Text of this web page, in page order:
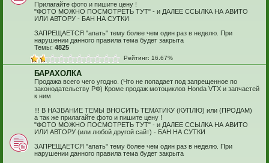
Прилагайте фото и пишите цену !
"ФОТО МОЖНО ПОСМОТРЕТЬ ТУТ" - и ДАЛЕЕ ССЫЛКА НА АВИТО
ИЛИ АВТОРУ - БАН НА СУТКИ
ЗАПРЕЩАЕТСЯ "апать" тему более чем один раз в неделю. При
нарушении данного правила тема будет закрыта
Темы: 4825
Рейтинг: 16.67%
БАРАХОЛКА
Продажа всего чего угодно. (Что не попадает под запрещенное по
законодательству РФ) Кроме продаж мотоциклов Honda VTX и запчастей
к ним
!!! В НАЗВАНИЕ ТЕМЫ ВНОСИТЬ ТЕМАТИКУ (КУПЛЮ) или (ПРОДАМ)
а так же прилагайте фото и пишите цену !
"ФОТО МОЖНО ПОСМОТРЕТЬ ТУТ" - и ДАЛЕЕ ССЫЛКА НА АВИТО
ИЛИ АВТОРУ (или любой другой сайт) - БАН НА СУТКИ
ЗАПРЕЩАЕТСЯ "апать" тему более чем один раз в неделю. При
нарушении данного правила тема будет закрыта